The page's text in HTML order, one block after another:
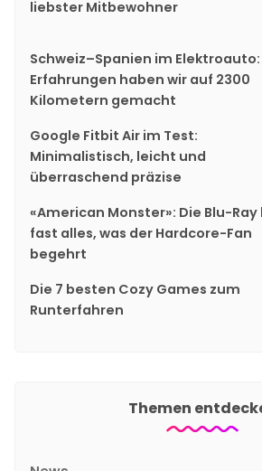
liebster Mitbewohner
Schweiz–Spanien im Elektroauto:
Erfahrungen haben wir auf 2300
Kilometern gemacht
Google Fitbit Air im Test:
Minimalistisch, leicht und
überraschend präzise
«American Monster»: Die Blu-
fast alles, was der Hardcore-Fan
begehrt
Die 7 besten Cozy Games zum
Runterfahren
Themen